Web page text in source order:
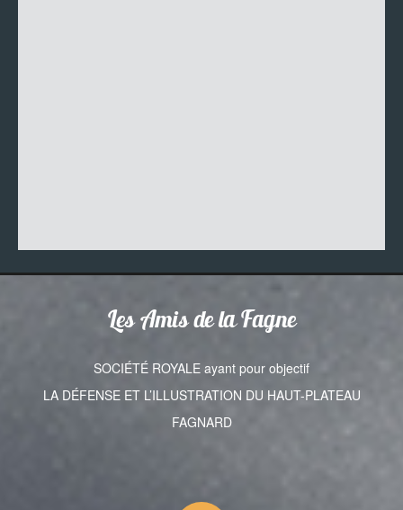
Les Amis de la Fagne
SOCIÉTÉ ROYALE ayant pour objectif
LA DÉFENSE ET L’ILLUSTRATION DU HAUT-PLATEAU
FAGNARD